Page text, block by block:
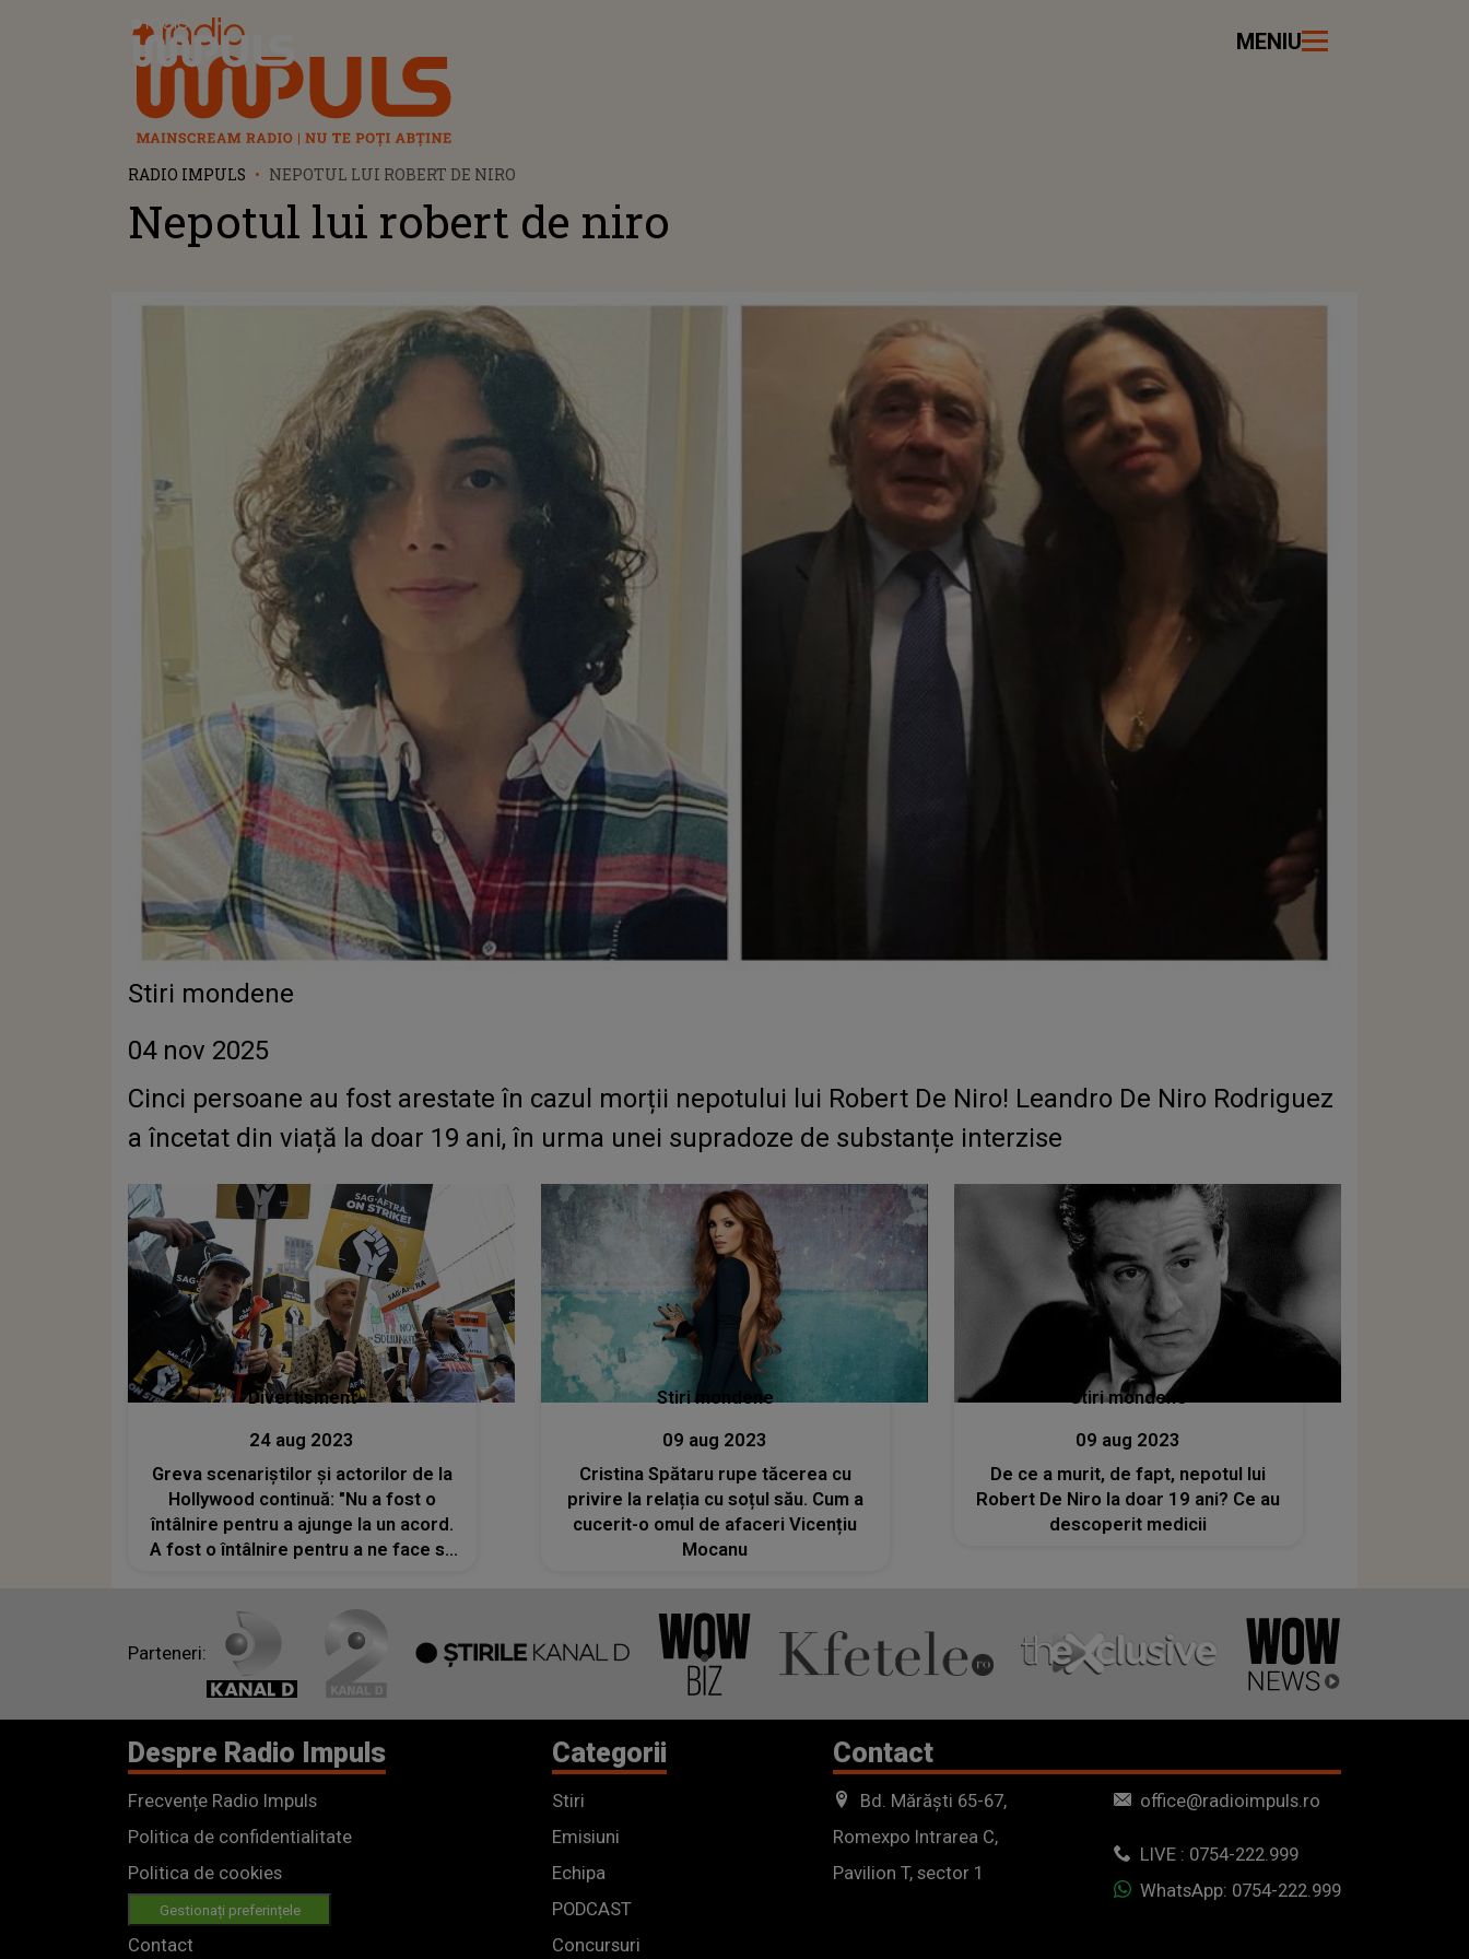
Radio Impuls MENIU
RADIO IMPULS NEPOTUL LUI ROBERT DE NIRO
Nepotul lui robert de niro
Stiri mondene
04 nov 2025
Cinci persoane au fost arestate în cazul morții nepotului lui Robert De Niro! Leandro De Niro Rodriguez
a încetat din viață la doar 19 ani, în urma unei supradoze de substanțe interzise
Divertisment
24 aug 2023
Greva scenariștilor și actorilor de la
Hollywood continuă: "Nu a fost o
întâlnire pentru a ajunge la un acord.
A fost o întâlnire pentru a ne face să
Stiri mondene
09 aug 2023
Cristina Spătaru rupe tăcerea cu
privire la relația cu soțul său. Cum a
cucerit-o omul de afaceri Vicențiu
Mocanu
Stiri mondene
09 aug 2023
De ce a murit, de fapt, nepotul lui
Robert De Niro la doar 19 ani? Ce au
descoperit medicii
Parteneri:
Despre Radio Impuls
Frecvențe Radio Impuls
Politica de confidentialitate
Politica de cookies
Gestionați preferințele
Contact
Categorii
Stiri
Emisiuni
Echipa
PODCAST
Concursuri
Contact
Bd. Mărăști 65-67,
Romexpo Intrarea C,
Pavilion T, sector 1
office@radioimpuls.ro
LIVE : 0754-222.999
WhatsApp: 0754-222.999